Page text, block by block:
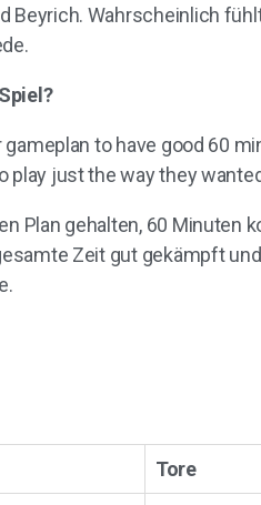
Beyrich. Wahrscheinlich
gameplan to have good 60
play just the way they
Plan gehalten, 60 Minuten
Zeit gut gekämpft
Tore